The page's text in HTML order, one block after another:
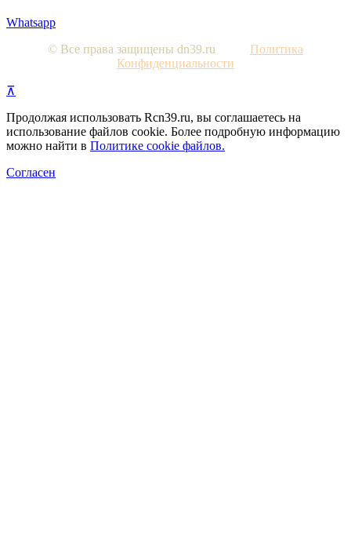
Whatsapp
© Все права защищены dn39.ru Политика
Конфиденциальности
⊼
Продолжая использовать Rcn39.ru, вы соглашаетесь на
использование файлов cookie. Более подробную информацию
можно найти в Политике cookie файлов.
Согласен